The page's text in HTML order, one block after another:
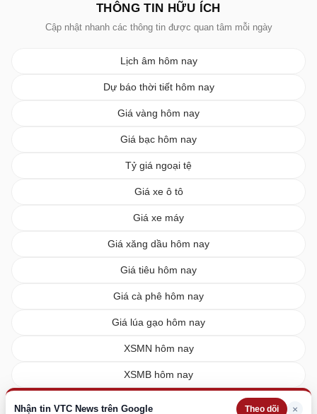
Nhận tin VTC News trên Google Theo dõi ×
THÔNG TIN HỮU ÍCH
Cập nhật nhanh các thông tin được quan tâm mỗi ngày
Lịch âm hôm nay
Dự báo thời tiết hôm nay
Giá vàng hôm nay
Giá bạc hôm nay
Tỷ giá ngoại tệ
Giá xe ô tô
Giá xe máy
Giá xăng dầu hôm nay
Giá tiêu hôm nay
Giá cà phê hôm nay
Giá lúa gạo hôm nay
XSMN hôm nay
XSMB hôm nay